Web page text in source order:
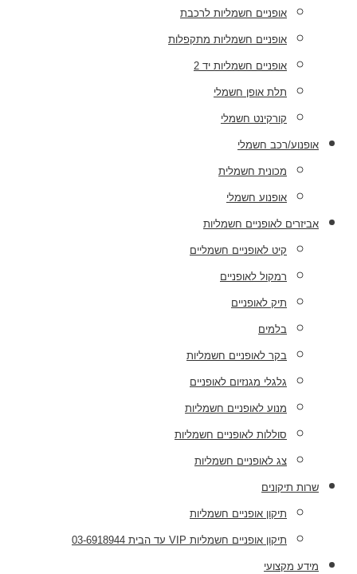
אופניים חשמליות לרכבת
אופניים חשמליות מתקפלות
אופניים חשמליות יד 2
תלת אופן חשמלי
קורקינט חשמלי
אופנוע/רכב חשמלי
מכונית חשמלית
אופנוע חשמלי
אביזרים לאופניים חשמליות
קיט לאופניים חשמליים
רמקול לאופניים
תיק לאופניים
בלמים
בקר לאופניים חשמליות
גלגלי מגנזיום לאופניים
מנוע לאופניים חשמליות
סוללות לאופניים חשמליות
צג לאופניים חשמליות
שרות תיקונים
תיקון אופניים חשמליות
תיקון אופניים חשמליות VIP עד הבית 03-6918944
מידע מקצועי